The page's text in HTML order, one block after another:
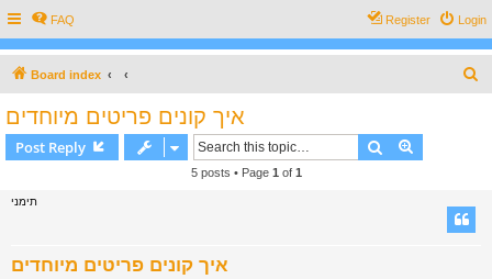
FAQ Login
Register
Board index
איך קונים פריטים מיוחדים
Post Reply Search
5 posts • Page 1 of 1
תימני
איך קונים פריטים מיוחדים